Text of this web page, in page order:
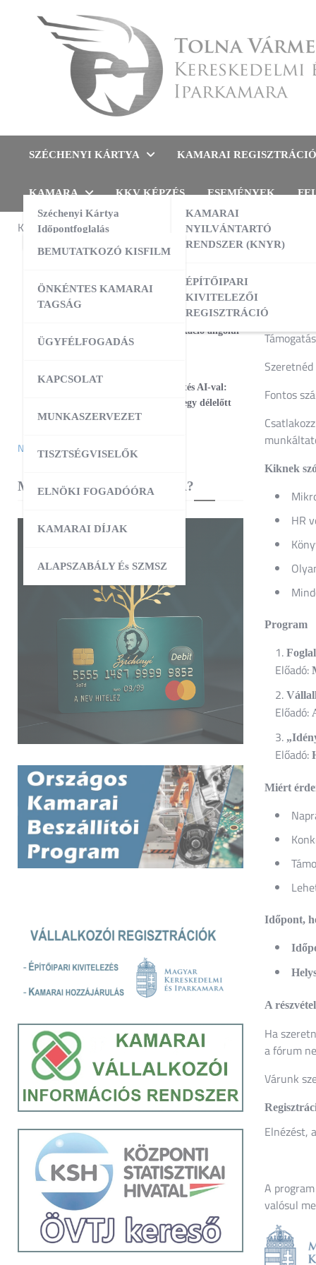
Tolna Vármegyei
SZÉCHENYI KÁRTYA
Széchenyi Kártya
Időpontfoglalás
KAMARAI REGISZTRÁCIÓ
KAMARAI
NYILVÁNTARTÓ
RENDSZER (KNYR)
ÉPÍTŐIPARI
KIVITELEZŐI
REGISZTRÁCIÓ
KAMARA
BEMUTATKOZÓ KISFILM
ÖNKÉNTES KAMARAI
TAGSÁG
ÜGYFÉLFOGADÁS
KAPCSOLAT
MUNKASZERVEZET
TISZTSÉGVISELŐK
ELNÖKI FOGADÓÓRA
KAMARAI DÍJAK
ALAPSZABÁLY És SZMSZ
KKV KÉPZÉS ESEMÉNYEK
FÓRUM
Fontos
Kiknek
HR
Program
Előadó:
Előadó:
Előadó:
Miért
Időpont,
A
Ha
a fórum
Várunk
Elnézést,
A
valósul
KAMARAI ESEMÉNYEK
AUG 13:00-16:00
AI a nyelvtanulás szolgálatában –
gyakorlati workshop
Magabiztos üzleti kommunikáció angolul
– 2 napos workshop
25
Workshop – Facebook hirdetés AI-val:
szövegtől a kész kampányig egy délelőtt
alatt
Naptár megtekintése
MIBEN SEGÍT A KAMARA?